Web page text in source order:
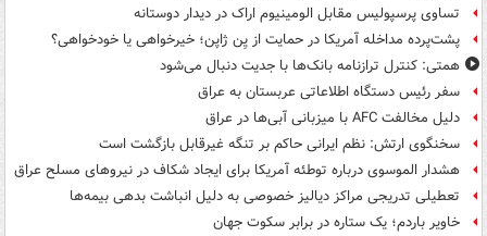
تساوی پرسپولیس مقابل الومینیوم اراک در دیدار دوستانه
پشت‌پرده مداخله آمریکا در حمایت از یِن ژاپن؛ خیرخواهی یا خودخواهی؟
همتی: کنترل ترازنامه بانک‌ها با جدیت دنبال می‌شود
سفر رئیس دستگاه اطلاعاتی عربستان به عراق
دلیل مخالفت AFC با میزبانی آبی‌ها در عراق
سخنگوی ارتش: نظم ایرانی حاکم بر تنگه غیرقابل بازگشت است
هشدار الموسوی درباره توطئه آمریکا برای ایجاد شکاف در نیروهای مسلح عراق
تعطیلی تدریجی مراکز دیالیز خصوصی به دلیل انباشت بدهی بیمه‌ها
خاویر باردم؛ یک ستاره در برابر سکوت جهان